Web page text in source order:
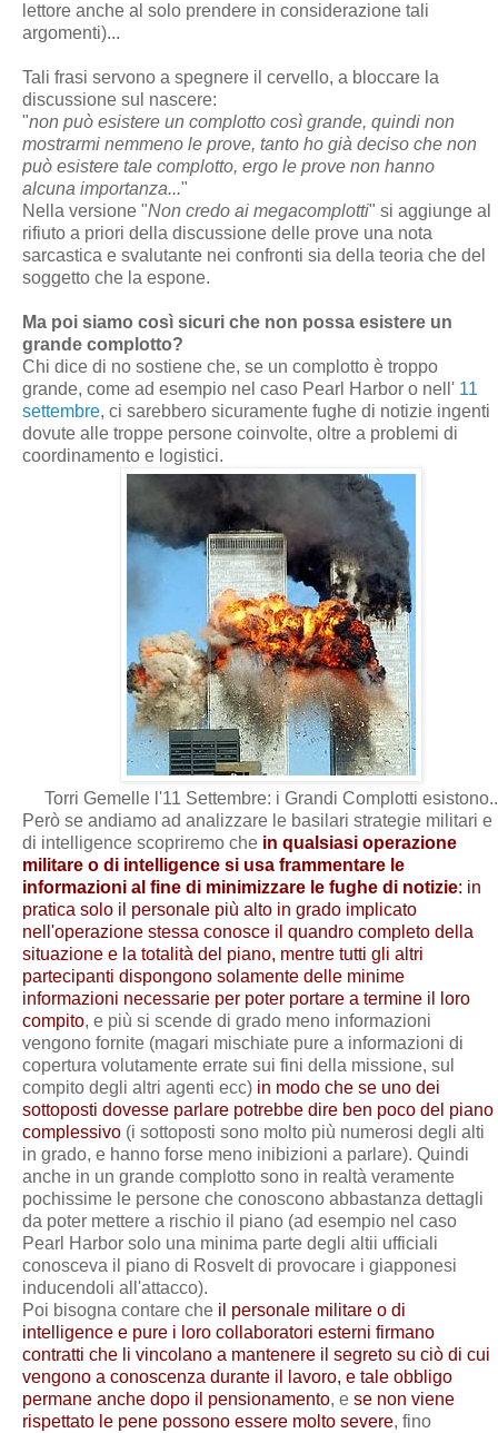
lettore anche al solo prendere in considerazione tali
argomenti)...
Tali frasi servono a spegnere il cervello, a bloccare la
discussione sul nascere:
"non può esistere un complotto così grande, quindi non
mostrarmi nemmeno le prove, tanto ho già deciso che non
può esistere tale complotto, ergo le prove non hanno
alcuna importanza..."
Nella versione "Non credo ai megacomplotti" si aggiunge al
rifiuto a priori della discussione delle prove una nota
sarcastica e svalutante nei confronti sia della teoria che del
soggetto che la espone.
Ma poi siamo così sicuri che non possa esistere un
grande complotto?
Chi dice di no sostiene che, se un complotto è troppo
grande, come ad esempio nel caso Pearl Harbor o nell' 11
settembre, ci sarebbero sicuramente fughe di notizie ingenti
dovute alle troppe persone coinvolte, oltre a problemi di
coordinamento e logistici.
Torri Gemelle l'11 Settembre: i Grandi Complotti esistono..
Però se andiamo ad analizzare le basilari strategie militari e
di intelligence scopriremo che in qualsiasi operazione
militare o di intelligence si usa frammentare le
informazioni al fine di minimizzare le fughe di notizie: in
pratica solo il personale più alto in grado implicato
nell'operazione stessa conosce il quandro completo della
situazione e la totalità del piano, mentre tutti gli altri
partecipanti dispongono solamente delle minime
informazioni necessarie per poter portare a termine il loro
compito, e più si scende di grado meno informazioni
vengono fornite (magari mischiate pure a informazioni di
copertura volutamente errate sui fini della missione, sul
compito degli altri agenti ecc) in modo che se uno dei
sottoposti dovesse parlare potrebbe dire ben poco del piano
complessivo (i sottoposti sono molto più numerosi degli alti
in grado, e hanno forse meno inibizioni a parlare). Quindi
anche in un grande complotto sono in realtà veramente
pochissime le persone che conoscono abbastanza dettagli
da poter mettere a rischio il piano (ad esempio nel caso
Pearl Harbor solo una minima parte degli altii ufficiali
conosceva il piano di Rosvelt di provocare i giapponesi
inducendoli all'attacco).
Poi bisogna contare che il personale militare o di
intelligence e pure i loro collaboratori esterni firmano
contratti che li vincolano a mantenere il segreto su ciò di cui
vengono a conoscenza durante il lavoro, e tale obbligo
permane anche dopo il pensionamento, e se non viene
rispettato le pene possono essere molto severe, fino